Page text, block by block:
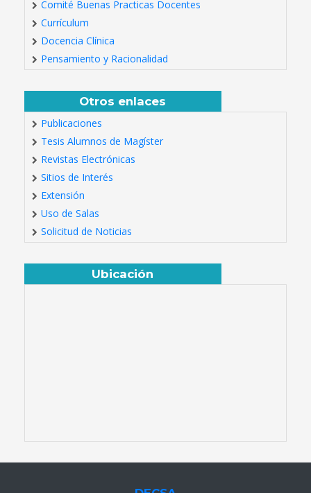
Comité Buenas Practicas Docentes
Currículum
Docencia Clínica
Pensamiento y Racionalidad
Otros enlaces
Publicaciones
Tesis Alumnos de Magíster
Revistas Electrónicas
Sitios de Interés
Extensión
Uso de Salas
Solicitud de Noticias
Ubicación